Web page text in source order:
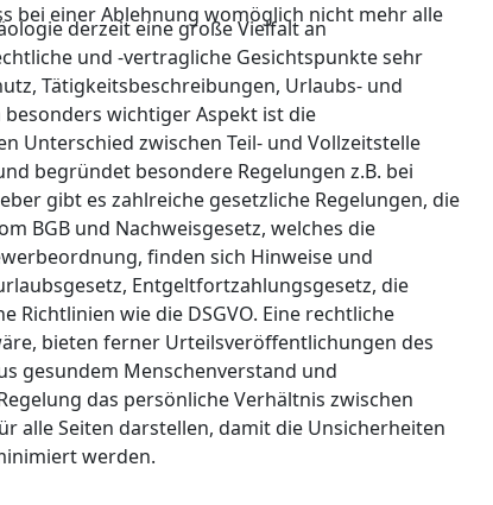
derzeit eine große Vielfalt an
und -vertragliche Gesichtspunkte sehr
Tätigkeitsbeschreibungen, Urlaubs- und
wichtiger Aspekt ist die
Unterschied zwischen Teil- und Vollzeitstelle
begründet besondere Regelungen z.B. bei
gibt es zahlreiche gesetzliche Regelungen, die
BGB und Nachweisgesetz, welches die
finden sich Hinweise und
Entgeltfortzahlungsgesetz, die
Richtlinien wie die DSGVO. Eine rechtliche
bieten ferner Urteilsveröffentlichungen des
gesundem Menschenverstand und
das persönliche Verhältnis zwischen
alle Seiten darstellen, damit die Unsicherheiten
werden.
bei einer Ablehnung womöglich nicht mehr alle